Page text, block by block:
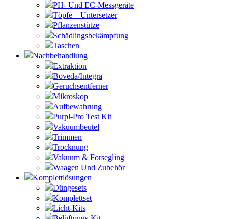
PH- Und EC-Messgeräte
Töpfe – Untersetzer
Pflanzenstütze
Schädlingsbekämpfung
Taschen
Nachbehandlung
Extraktion
Boveda/Integra
Geruchsentferner
Mikroskop
Aufbewahrung
Purpl-Pro Test Kit
Vakuumbeutel
Trimmen
Trocknung
Vakuum & Forsegling
Waagen Und Zubehör
Komplettlösungen
Düngesets
Komplettset
Licht-Kits